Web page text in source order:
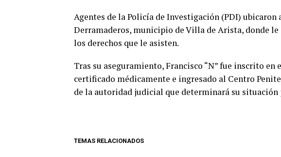
Agentes de la Policía de Investigación (PDI)
Derramaderos, municipio de Villa de Arista, donde
los derechos que le asisten.
Tras su aseguramiento, Francisco “N” fue inscrito
certificado médicamente e ingresado al Centro
de la autoridad judicial que determinará su situación
TEMAS RELACIONADOS